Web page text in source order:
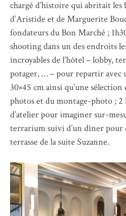
chargé d’histoire qui abritait les
d’Aristide et de Marguerite
fondateurs du Bon Marché ;
shooting dans un des endroits
incroyables de l’hôtel – lobby,
potager, … – pour repartir avec
30×45 cm ainsi qu’une sélection
photos et du montage-photo ; 2
d’atelier pour imaginer sur-
terrarium suivi d’un dîner pour
terrasse de la suite Suzanne.